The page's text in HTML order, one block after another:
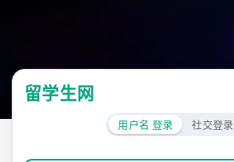
留学生网
用户名 登录 社交登录